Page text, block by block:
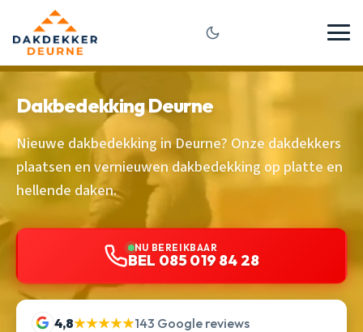
Dakbedekking Deurne
Nieuwe dakbedekking in Deurne? Onze dakdekkers
plaatsen en vernieuwen dakbedekking op platte en
hellende daken.
NU BEREIKBAAR
BEL 085 019 84 28
4,8★★★★★143 Google reviews